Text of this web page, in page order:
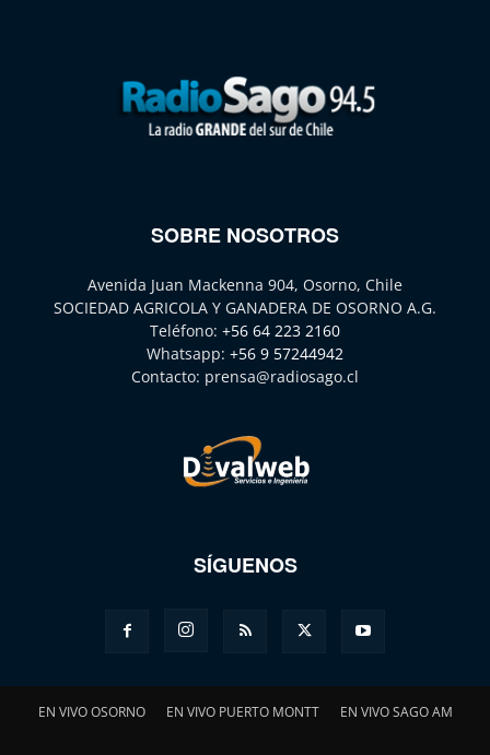
SOBRE NOSOTROS
Avenida Juan Mackenna 904, Osorno, Chile
SOCIEDAD AGRICOLA Y GANADERA DE OSORNO A.G.
Teléfono: +56 64 223 2160
Whatsapp: +56 9 57244942
Contacto: prensa@radiosago.cl
SÍGUENOS
EN VIVO OSORNO EN VIVO PUERTO MONTT EN VIVO SAGO AM